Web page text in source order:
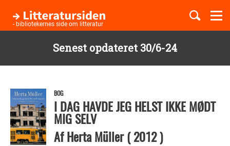
Senest opdateret 30/6-24
hovedindhold
- bibliotekernes side om litteratur
Børnebøger
Temaer
BOG
I DAG HAVDE JEG HELST IKKE MØDT
MIG SELV
AfHerta Müller(2012)